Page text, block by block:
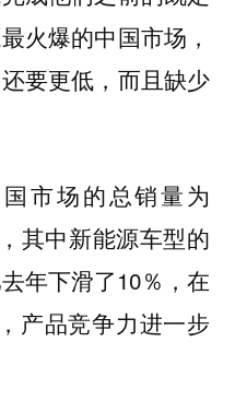
火爆的中国市场，
要更低，而且缺少
市场的总销量为
其中新能源车型的
年下滑了10％，在
产品竞争力进一步